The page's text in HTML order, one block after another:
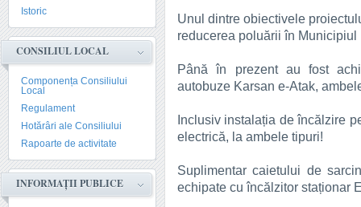
Istoric
CONSILIUL LOCAL
Componența Consiliului
Local
Regulament
Hotărâri ale Consiliului
Rapoarte de activitate
INFORMAȚII PUBLICE
Unul dintre obiectivele
reducerea poluării în Municipiul
Până în prezent au fost
autobuze Karsan e-Atak,
Inclusiv instalația de încălzire
electrică, la ambele tipuri!
Suplimentar caietului de
echipate cu încălzitor staționar